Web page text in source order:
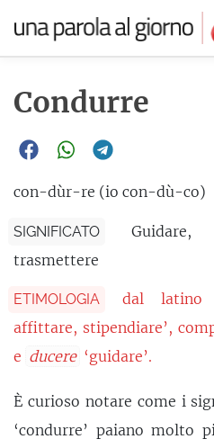
Condurre
con-dùr-re (io con-dù-co)
SIGNIFICATO
Guidare,
trasmettere
ETIMOLOGIA dal latino
affittare, stipendiare’,
e ducere ‘guidare’.
È curioso notare come i
‘condurre’ paiano molto